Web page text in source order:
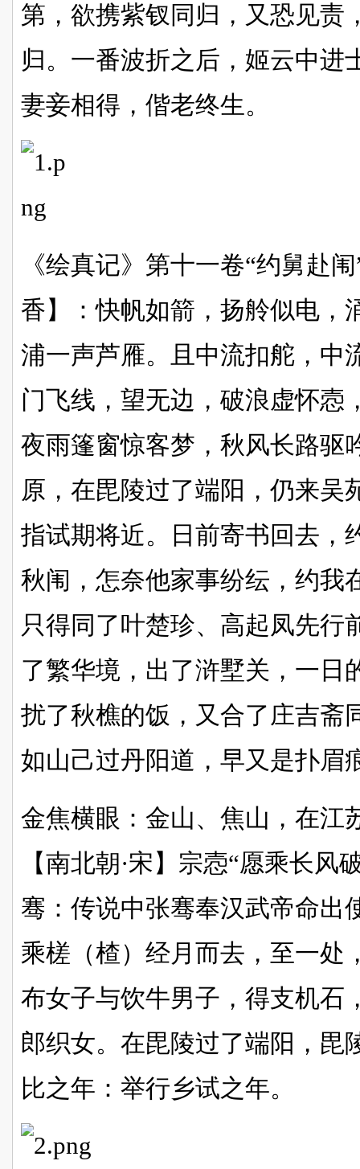
第，欲携紫钗同归，又恐见责
归。一番波折之后，姬云中进
妻妾相得，偕老终生。
《绘真记》第十一卷“约舅赴
香】：快帆如箭，扬舲似电，
浦一声芦雁。且中流扣舵，中
门飞线，望无边，破浪虚怀悫
夜雨篷窗惊客梦，秋风长路驱
原，在毘陵过了端阳，仍来吴
指试期将近。日前寄书回去，
秋闱，怎奈他家事纷纭，约我
只得同了叶楚珍、高起凤先行
了繁华境，出了浒墅关，一日
扰了秋樵的饭，又合了庄吉斋
如山己过丹阳道，早又是扑眉
金焦横眼：金山、焦山，在江
【南北朝·宋】宗悫“愿乘长风
骞：传说中张骞奉汉武帝命出
乘槎（楂）经月而去，至一处
布女子与饮牛男子，得支机石
郎织女。在毘陵过了端阳，毘
比之年：举行乡试之年。